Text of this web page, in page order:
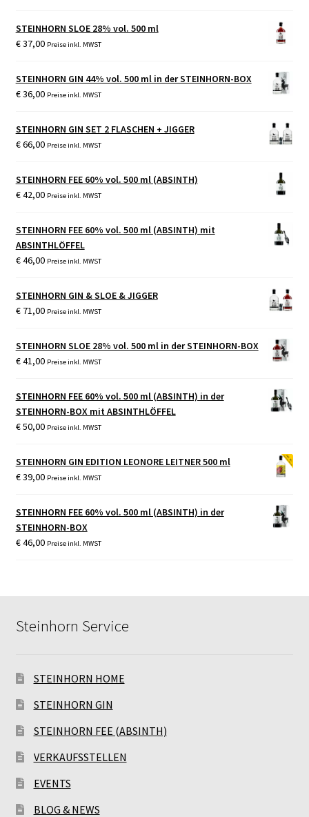
STEINHORN SLOE 28% vol. 500 ml
€37,00 Preise inkl. MWST
STEINHORN GIN 44% vol. 500 ml in der STEINHORN-BOX
€36,00 Preise inkl. MWST
STEINHORN GIN SET 2 FLASCHEN + JIGGER
€66,00 Preise inkl. MWST
STEINHORN FEE 60% vol. 500 ml (ABSINTH)
€42,00 Preise inkl. MWST
STEINHORN FEE 60% vol. 500 ml (ABSINTH) mit
ABSINTHLÖFFEL
€46,00 Preise inkl. MWST
STEINHORN GIN & SLOE & JIGGER
€71,00 Preise inkl. MWST
STEINHORN SLOE 28% vol. 500 ml in der STEINHORN-BOX
€41,00 Preise inkl. MWST
STEINHORN FEE 60% vol. 500 ml (ABSINTH) in der
STEINHORN-BOX mit ABSINTHLÖFFEL
€50,00 Preise inkl. MWST
STEINHORN GIN EDITION LEONORE LEITNER 500 ml
€39,00 Preise inkl. MWST
STEINHORN FEE 60% vol. 500 ml (ABSINTH) in der
STEINHORN-BOX
€46,00 Preise inkl. MWST
Steinhorn Service
STEINHORN HOME
STEINHORN GIN
STEINHORN FEE (ABSINTH)
VERKAUFSSTELLEN
EVENTS
BLOG & NEWS